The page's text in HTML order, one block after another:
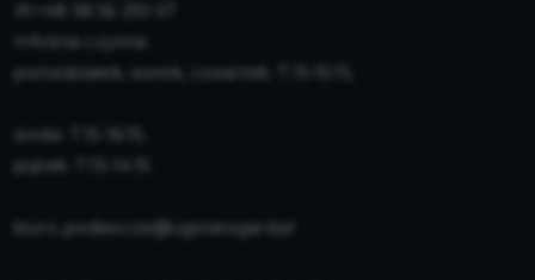
Infolinia czynna:
poniedziałek, worek, czwartek: 7:15-15:15,
środa: 7:15-16:15,
piątek: 7:15-14:15
biuro_podawcze@ugstarogard.pl